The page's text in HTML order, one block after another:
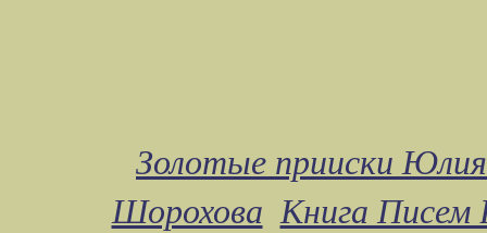
Золотые прииски
Шорохова Книга Писем